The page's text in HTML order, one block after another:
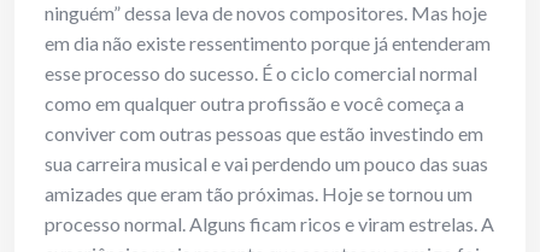
ninguém” dessa leva de novos compositores. Mas hoje
em dia não existe ressentimento porque já entenderam
esse processo do sucesso. É o ciclo comercial normal
como em qualquer outra profissão e você começa a
conviver com outras pessoas que estão investindo em
sua carreira musical e vai perdendo um pouco das suas
amizades que eram tão próximas. Hoje se tornou um
processo normal. Alguns ficam ricos e viram estrelas. A